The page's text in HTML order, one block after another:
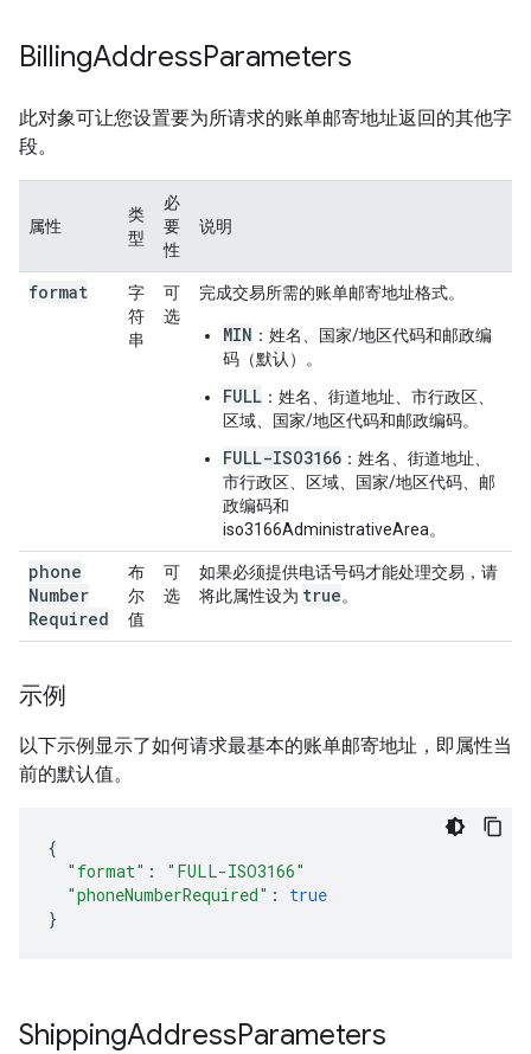
BillingAddressParameters
此对象可让您设置要为所请求的账单邮寄地址返回的其他字
段。
属性
类
型
必
要
性
说明
format
字
符
串
可
选
完成交易所需的账单邮寄地址格式。
MIN ：姓名、国家/地区代码和邮政编
码（默认）。
FULL ：姓名、街道地址、市行政区、
区域、国家/地区代码和邮政编码。
FULL-ISO3166 ：姓名、街道地址、
市行政区、区域、国家/地区代码、邮
政编码和
iso3166AdministrativeArea。
phone
Number
Required
布
尔
值
可
选
如果必须提供电话号码才能处理交易，请
将此属性设为 true。
示例
以下示例显示了如何请求最基本的账单邮寄地址，即属性当
前的默认值。
{
"format" :
"FULL-ISO3166"
"phoneNumberRequired" :
true
}
ShippingAddressParameters